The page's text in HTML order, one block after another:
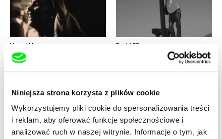
Niniejsza strona korzysta z plików cookie
Wykorzystujemy pliki cookie do spersonalizowania treści
i reklam, aby oferować funkcje społecznościowe i
analizować ruch w naszej witrynie. Informacje o tym, jak
Manuel Mozos
João Bénard da Costa -
Others Will Love the Things I
Loved
Daniel Fill